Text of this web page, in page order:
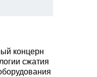
концерн
сжатия